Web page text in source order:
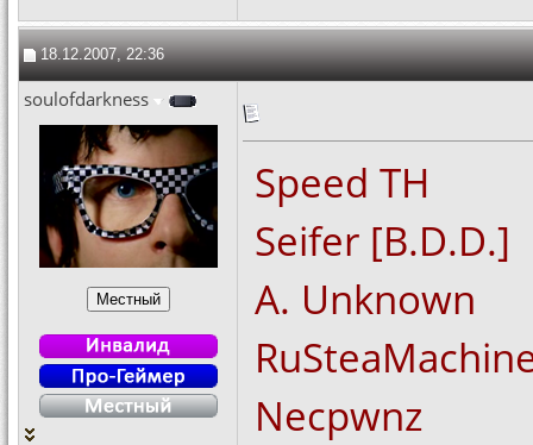
18.12.2007, 22:36
soulofdarkness
Speed TH
Seifer [B.D.D.]
A. Unknown
Necpwnz